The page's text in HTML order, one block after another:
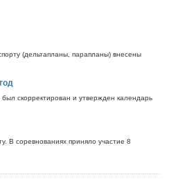
(дельтапланы, парапланы) внесены
скорректирован и утвержден календарь
В соревнованиях приняло участие 8